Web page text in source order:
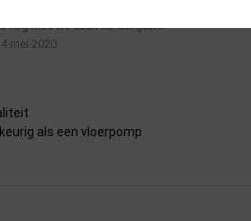
nog mee wil doen na lekrijden!
mei 2020
als een vloerpomp